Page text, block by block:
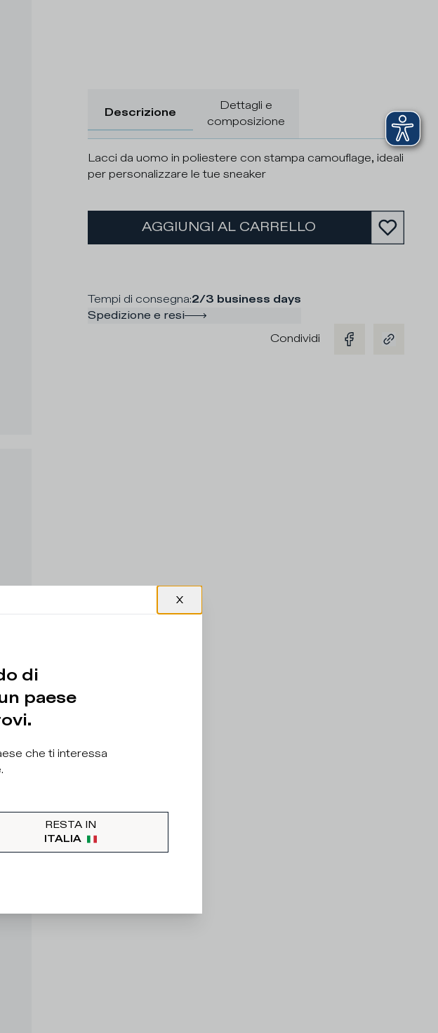
Descrizione
Dettagli e
composizione
Lacci da uomo in poliestere con stampa camouflage, ideali
per personalizzare le tue sneaker
AGGIUNGI AL CARRELLO
Tempi di consegna:2/3 business days
Spedizione e resi
Condividi
di
paese
che ti interessa
RESTA IN
ITALIA